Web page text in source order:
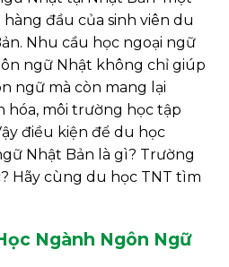
đầu của sinh viên du
Nhu cầu học ngoại ngữ
ngữ Nhật không chỉ giúp
ngữ mà còn mang lại
hóa, môi trường học tập
điều kiện để du học
Nhật Bản là gì? Trường
Hãy cùng du học TNT tìm
Ngành Ngôn Ngữ